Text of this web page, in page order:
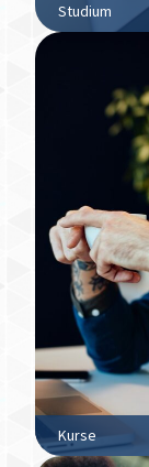
Studium
Kurse